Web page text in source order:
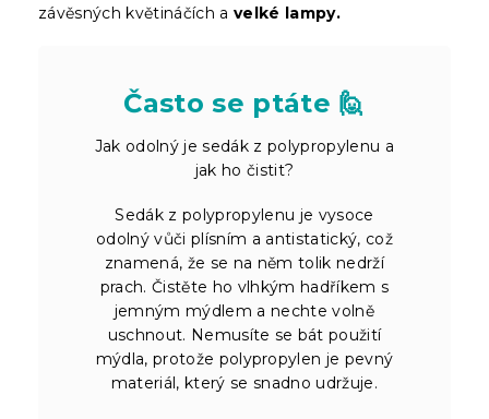
závěsných květináčích a velké lampy.
Často se ptáte 🙋
Jak odolný je sedák z polypropylenu a
jak ho čistit?
Sedák z polypropylenu je vysoce
odolný vůči plísním a antistatický, což
znamená, že se na něm tolik nedrží
prach. Čistěte ho vlhkým hadříkem s
jemným mýdlem a nechte volně
uschnout. Nemusíte se bát použití
mýdla, protože polypropylen je pevný
materiál, který se snadno udržuje.